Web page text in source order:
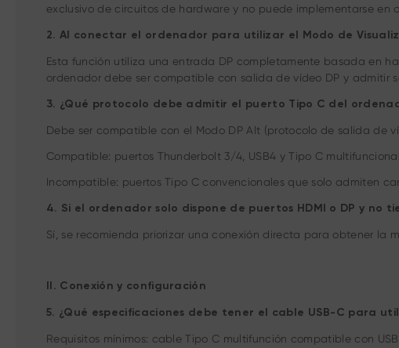
exclusivo de circuitos de hardware y no puede implementarse en
2. Al conectar el ordenador para utilizar el Modo de
Esta función utiliza una entrada DP completamente basada en
ordenador debe ser compatible con salida de vídeo DP y admitir
3. ¿Qué protocolo debe admitir el puerto Tipo C del
Debe ser compatible con el Modo DP Alt (protocolo de salida de
Compatible: puertos Thunderbolt 3/4, USB4 y Tipo C multifuncional
Incompatible: puertos Tipo C convencionales que solo admiten
4. Si el ordenador solo dispone de puertos HDMI o DP y
Sí, se recomienda priorizar una conexión directa para obtener la
II. Conexión y configuración
5. ¿Qué especificaciones debe tener el cable USB-C para
Requisitos mínimos: cable Tipo C multifunción compatible con